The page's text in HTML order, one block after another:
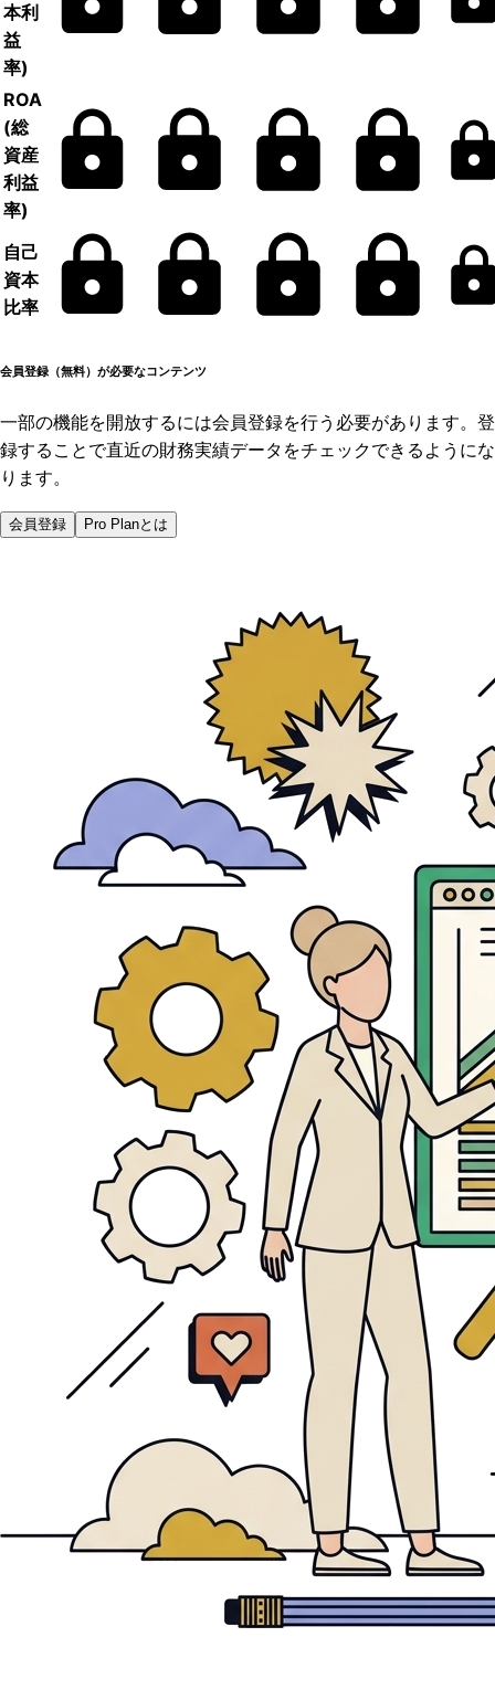
本利
益
率)
ROA
(総
資産
利益
率)
自己
資本
比率
会員登録（無料）が必要なコンテンツ
一部の機能を開放するには会員登録を行う必要があります。登
録することで直近の財務実績データをチェックできるようにな
ります。
会員登録 Pro Planとは